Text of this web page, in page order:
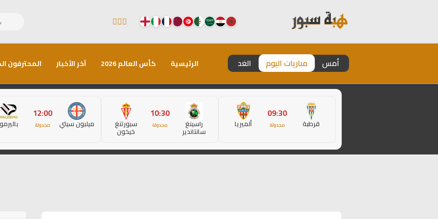
أمس مباريات اليوم الغد الرئيسية كأس العالم 2026 آخر الأخبار المحترفون
قرطبة
09:30
مجدولة ألميريا راسينغ
سانتاندير
10:30
مجدولة سبورتنغ
خيخون
ميلبون سيتي
12:00
مجدولة باليرمو